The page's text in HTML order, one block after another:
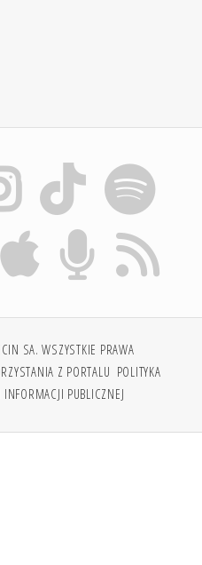
SA. WSZYSTKIE PRAWA
Z PORTALU POLITYKA
INFORMACJI PUBLICZNEJ